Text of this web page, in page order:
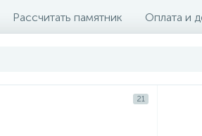
Рассчитать памятник Оплата и
21